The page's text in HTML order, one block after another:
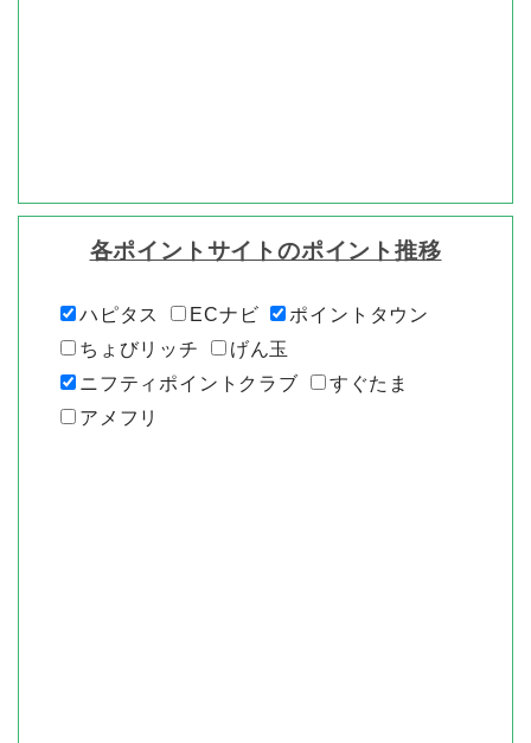
各ポイントサイトのポイント推移
ハピタス ECナビ
ポイントタウン
ちょびリッチ
げん玉
ニフティポイントクラブ
すぐたま
アメフリ